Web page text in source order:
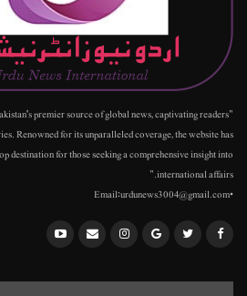
premier source of global news, captivating readers
Renowned for its unparalleled coverage, the website has
destination for those seeking a comprehensive insight into
international affairs."
•Email:urdunews3004@gmail.com